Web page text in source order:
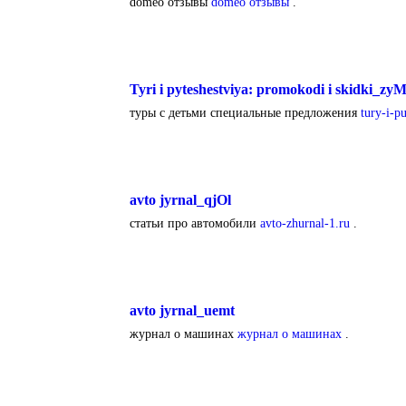
Tyri i pyteshestviya: promokodi i
туры с детьми специальные предложения tury-i-
avto jyrnal_qjOl
статьи про автомобили avto-zhurnal-1.ru
avto jyrnal_uemt
журнал о машинах журнал о машинах